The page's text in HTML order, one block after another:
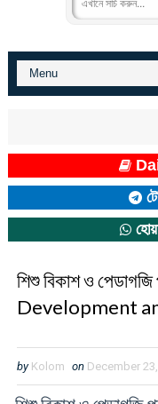
শিশু বিকাশ ও
Development
by Kolom on December